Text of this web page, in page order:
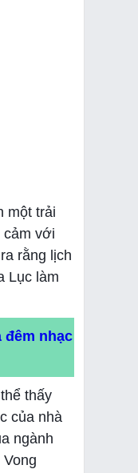
một trải
cảm với
rằng lịch
Lục làm
đêm nhạc
thấy
của nhà
ngành